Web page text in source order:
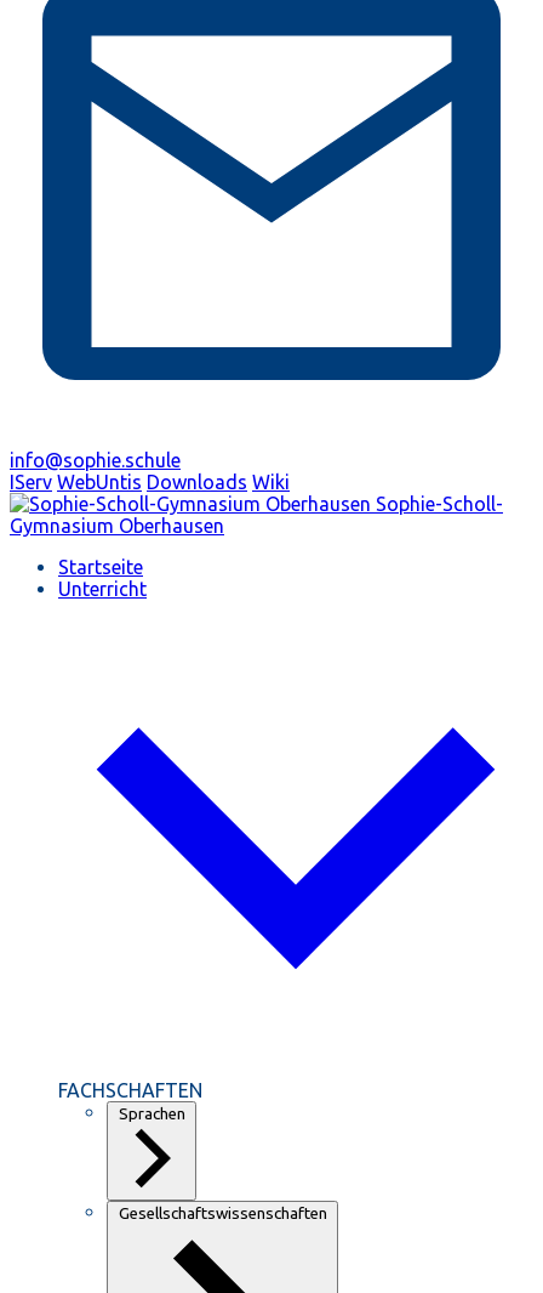
info@sophie.schule
IServ WebUntis Downloads Wiki
Sophie-Scholl-
Gymnasium Oberhausen
Startseite
Unterricht
FACHSCHAFTEN
Sprachen
Gesellschaftswissenschaften